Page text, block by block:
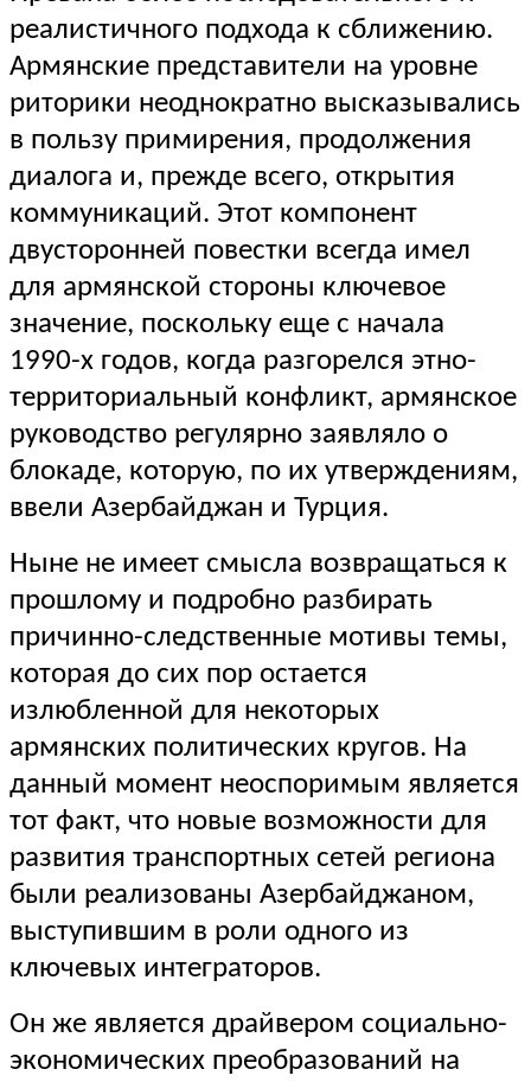
реалистичного подхода к сближению.
Армянские представители на уровне
риторики неоднократно высказывались
в пользу примирения, продолжения
диалога и, прежде всего, открытия
коммуникаций. Этот компонент
двусторонней повестки всегда имел
для армянской стороны ключевое
значение, поскольку еще с начала
1990-х годов, когда разгорелся этно-
территориальный конфликт, армянское
руководство регулярно заявляло о
блокаде, которую, по их утверждениям,
ввели Азербайджан и Турция.
Ныне не имеет смысла возвращаться к
прошлому и подробно разбирать
причинно-следственные мотивы темы,
которая до сих пор остается
излюбленной для некоторых
армянских политических кругов. На
данный момент неоспоримым является
тот факт, что новые возможности для
развития транспортных сетей региона
были реализованы Азербайджаном,
выступившим в роли одного из
ключевых интеграторов.
Он же является драйвером социально-
экономических преобразований на